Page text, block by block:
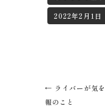
2022年2月1日
← ライバーが気
報のこと